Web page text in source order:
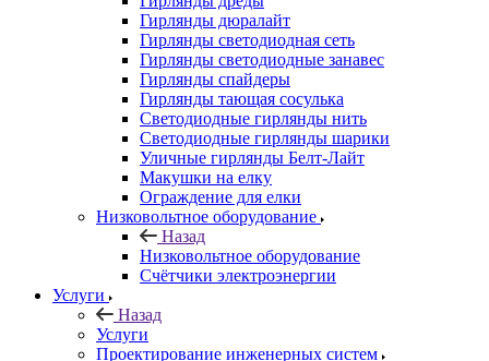
Гирлянды дюралайт
Гирлянды светодиодная сеть
Гирлянды светодиодные занавес
Гирлянды спайдеры
Гирлянды тающая сосулька
Светодиодные гирлянды нить
Светодиодные гирлянды шарики
Уличные гирлянды Белт-Лайт
Макушки на елку
Ограждение для елки
Низковольтное оборудование
Назад
Низковольтное оборудование
Счётчики электроэнергии
Услуги
Назад
Услуги
Проектирование инженерных систем